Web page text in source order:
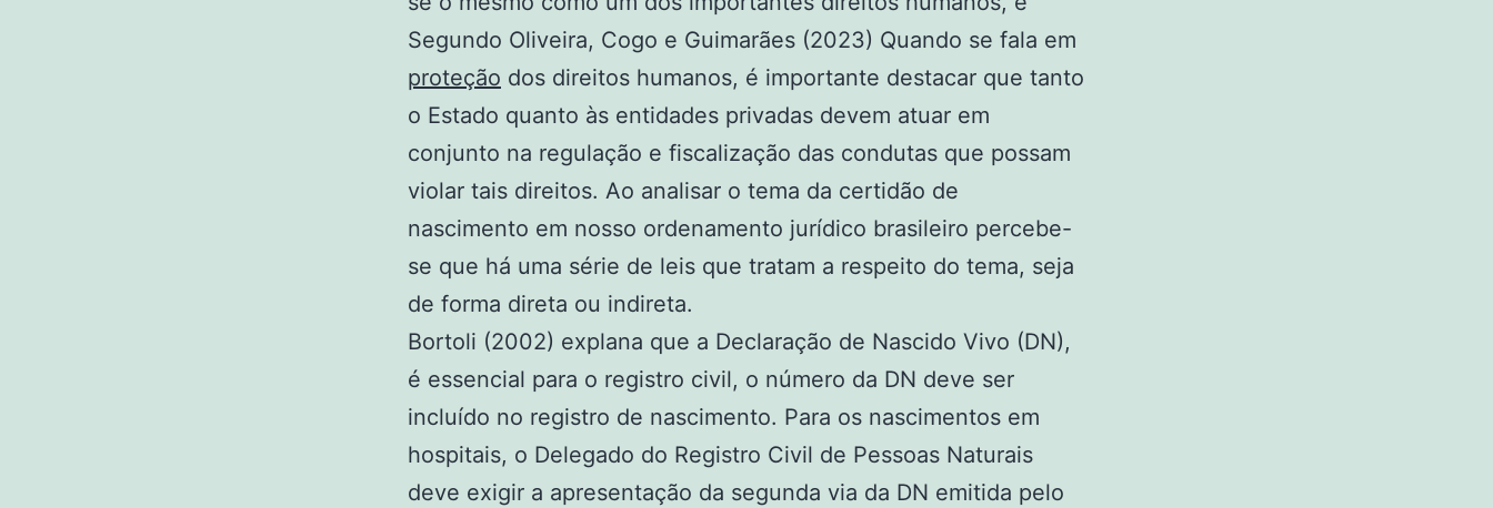
Segundo Oliveira, Cogo e Guimarães (2023) Quando se fala em
proteção dos direitos humanos, é importante destacar que tanto
o Estado quanto às entidades privadas devem atuar em
conjunto na regulação e fiscalização das condutas que possam
violar tais direitos. Ao analisar o tema da certidão de
nascimento em nosso ordenamento jurídico brasileiro percebe-
se que há uma série de leis que tratam a respeito do tema, seja
de forma direta ou indireta.
Bortoli (2002) explana que a Declaração de Nascido Vivo (DN),
é essencial para o registro civil, o número da DN deve ser
incluído no registro de nascimento. Para os nascimentos em
hospitais, o Delegado do Registro Civil de Pessoas Naturais
deve exigir a apresentação da segunda via da DN emitida pelo